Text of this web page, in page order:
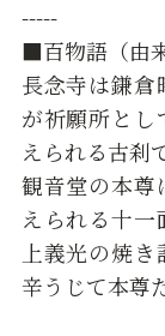
-----
■百物語（由
長念寺は鎌倉
が祈願所とし
えられる古刹
観音堂の本尊
えられる十
上義光の焼
辛うじて本尊